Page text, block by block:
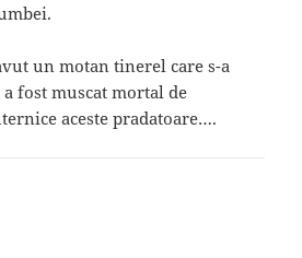
un motan tinerel care s-a
fost muscat mortal de
aceste pradatoare….